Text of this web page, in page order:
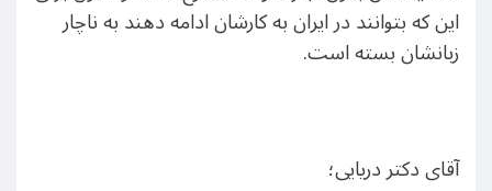
این که بتوانند در ایران به کارشان ادامه دهند به ناچار
زبانشان بسته است.
آقای دکتر دریایی؛